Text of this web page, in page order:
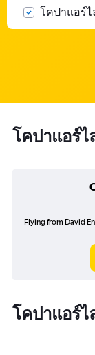
โคปาแอร์ไ
โคปาแอร์
Flying from David
โคปาแอร์ไ